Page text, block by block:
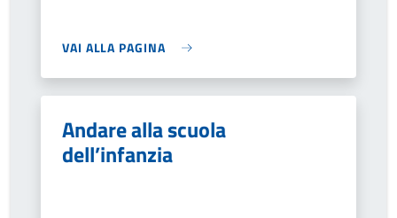
VAI ALLA PAGINA
Andare alla scuola
dell’infanzia